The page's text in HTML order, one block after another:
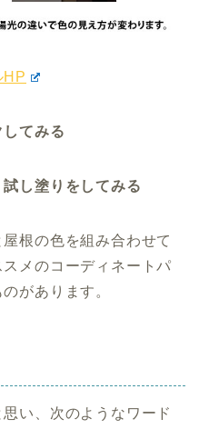
HP
してみる
試し塗りをしてみる
根の色を組み合わせて
メのコーディネートパ
があります。
い、次のようなワード